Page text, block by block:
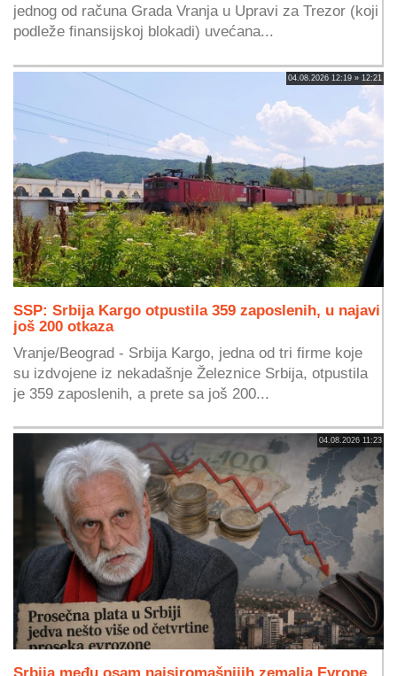
jednog od računa Grada Vranja u Upravi za Trezor (koji
podleže finansijskoj blokadi) uvećana...
04.08.2026 12:19 » 12:21
SSP: Srbija Kargo otpustila 359 zaposlenih, u najavi
još 200 otkaza
Vranje/Beograd - Srbija Kargo, jedna od tri firme koje
su izdvojene iz nekadašnje Železnice Srbija, otpustila
je 359 zaposlenih, a prete sa još 200...
04.08.2026 11:23
Srbija među osam najsiromašnijih zemalja Evrope